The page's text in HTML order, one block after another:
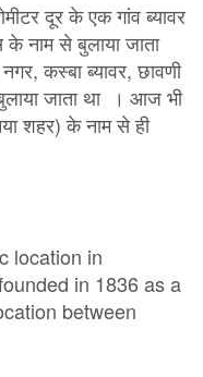
दूर के एक गांव ब्यावर
नाम से बुलाया जाता
कस्बा ब्यावर, छावणी
जाता था । आज भी
शहर) के नाम से ही
location in
in 1836 as a
between